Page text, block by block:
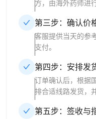
方，由海外药师进
第三步：确认价
客服提供当天的参
支付。
第四步：安排发
订单确认后，根据
排合适线路发货，
第五步：签收与